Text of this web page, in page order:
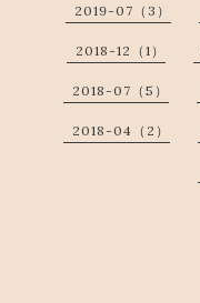
2019-07（3）
2018-12（1）
2018-07（5）
2018-04（2）